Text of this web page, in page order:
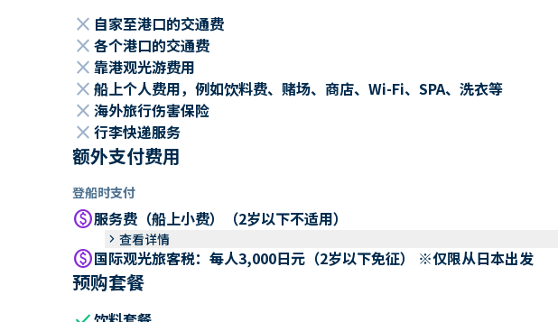
close 自家至港口的交通费
close 各个港口的交通费
close 靠港观光游费用
close 船上个人费用，例如饮料费、赌场、商店、Wi-Fi、SPA、洗衣等
close 海外旅行伤害保险
close 行李快递服务
额外支付费用
登船时支付
paid服务费（船上小费）（2岁以下不适用）
keyboard_arrow_right 查看详情
paid国际观光旅客税：每人3,000日元（2岁以下免征） ※仅限从日本出发
预购套餐